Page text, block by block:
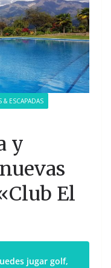
& ESCAPADAS
y
El
jugar golf,